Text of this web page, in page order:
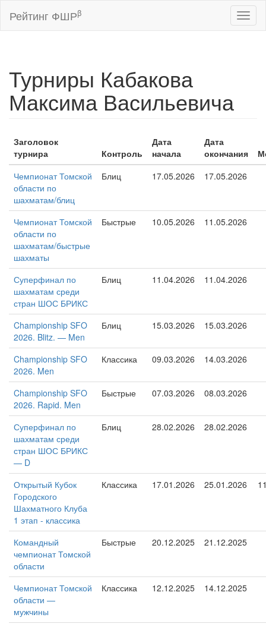
Рейтинг ФШРβ
Турниры Кабакова
Максима Васильевича
Заголовок
турнира
Контроль
Дата
начала
Дата
окончания
Чемпионат Томской
области по
шахматам/блиц
Блиц 17.05.2026 17.05.2026
Чемпионат Томской
области по
шахматам/быстрые
шахматы
Быстрые 10.05.2026 11.05.2026
Суперфинал по
шахматам среди
стран ШОС БРИКС
Блиц 11.04.2026 11.04.2026
Championship SFO
2026. Blitz. — Men
Блиц 15.03.2026 15.03.2026
Championship SFO
2026. Men
Классика 09.03.2026 14.03.2026
Championship SFO
2026. Rapid. Men
Быстрые 07.03.2026 08.03.2026
Суперфинал по
шахматам среди
стран ШОС БРИКС
— D
Блиц 28.02.2026 28.02.2026
Открытый Кубок
Городского
Шахматного Клуба
1 этап - классика
Классика 17.01.2026 25.01.2026
Командный
чемпионат Томской
области
Быстрые 20.12.2025 21.12.2025
Чемпионат Томской
области —
мужчины
Классика 12.12.2025 14.12.2025